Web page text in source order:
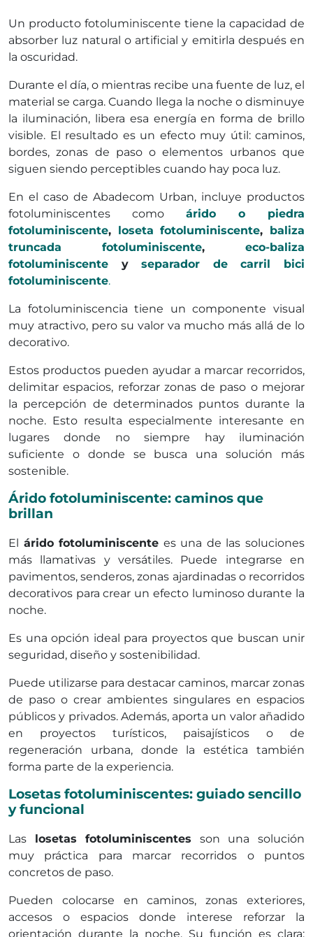
Un producto fotoluminiscente tiene la capacidad de
absorber luz natural o artificial y emitirla después en
la oscuridad.
Durante el día, o mientras recibe una fuente de luz, el
material se carga. Cuando llega la noche o disminuye
la iluminación, libera esa energía en forma de brillo
visible. El resultado es un efecto muy útil: caminos,
bordes, zonas de paso o elementos urbanos que
siguen siendo perceptibles cuando hay poca luz.
En el caso de Abadecom Urban, incluye productos
fotoluminiscentes como árido o piedra
fotoluminiscente, loseta fotoluminiscente, baliza
truncada fotoluminiscente, eco-baliza
fotoluminiscente yseparador de carril bici
fotoluminiscente.
La fotoluminiscencia tiene un componente visual
muy atractivo, pero su valor va mucho más allá de lo
decorativo.
Estos productos pueden ayudar a marcar recorridos,
delimitar espacios, reforzar zonas de paso o mejorar
la percepción de determinados puntos durante la
noche. Esto resulta especialmente interesante en
lugares donde no siempre hay iluminación
suficiente o donde se busca una solución más
sostenible.
Árido fotoluminiscente: caminos que
brillan
El árido fotoluminiscente es una de las soluciones
más llamativas y versátiles. Puede integrarse en
pavimentos, senderos, zonas ajardinadas o recorridos
decorativos para crear un efecto luminoso durante la
noche.
Es una opción ideal para proyectos que buscan unir
seguridad, diseño y sostenibilidad.
Puede utilizarse para destacar caminos, marcar zonas
de paso o crear ambientes singulares en espacios
públicos y privados. Además, aporta un valor añadido
en proyectos turísticos, paisajísticos o de
regeneración urbana, donde la estética también
forma parte de la experiencia.
Losetas fotoluminiscentes: guiado sencillo
y funcional
Las losetas fotoluminiscentes son una solución
muy práctica para marcar recorridos o puntos
concretos de paso.
Pueden colocarse en caminos, zonas exteriores,
accesos o espacios donde interese reforzar la
orientación durante la noche. Su función es clara: